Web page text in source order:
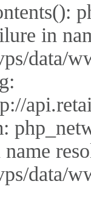
in
data/
data/